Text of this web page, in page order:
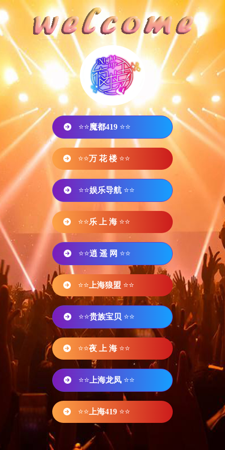
⭐⭐魔都419 ⭐⭐
⭐⭐万 花 楼 ⭐⭐
⭐⭐娱乐导航 ⭐⭐
⭐⭐乐 上 海 ⭐⭐
⭐⭐逍 遥 网 ⭐⭐
⭐⭐ 上海狼盟 ⭐⭐
⭐⭐贵族宝贝 ⭐⭐
⭐⭐夜 上 海 ⭐⭐
⭐⭐ 上海龙凤 ⭐⭐
⭐⭐ 上海419 ⭐⭐